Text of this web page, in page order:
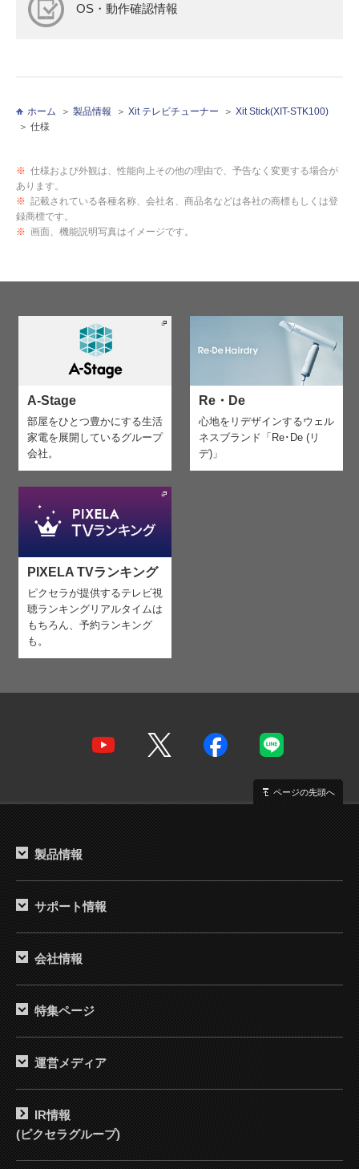
OS・動作確認情報
ホーム 製品情報 Xit テレビチューナー
Xit Stick(XIT-STK100)
仕様
※ 仕様および外観は、性能向上その他の理由で、予告なく変更する場合が
あります。
※ 記載されている各種名称、会社名、商品名などは各社の商標もしくは登
録商標です。
※ 画面、機能説明写真はイメージです。
A-Stage
部屋をひとつ豊かにする生活
家電を展開しているグループ
会社。
Re・De
心地をリデザインするウェル
ネスブランド「Re･De (リ
デ)」
PIXELA TVランキング
ピクセラが提供するテレビ視
聴ランキング リアルタイムは
もちろん、予約ランキング
も。
ページの先頭へ
製品情報
サポート情報
会社情報
特集ページ
運営メディア
IR情報
(ピクセラグループ)